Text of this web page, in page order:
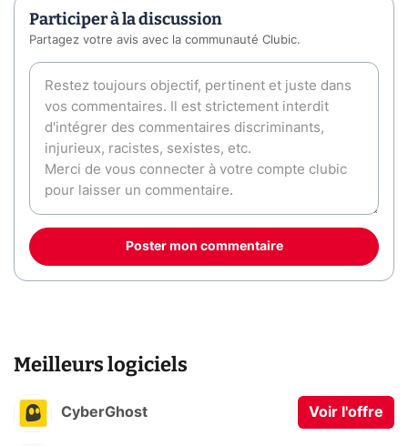
Participer à la discussion
Partagez votre avis avec la communauté Clubic.
Poster mon commentaire
Meilleurs logiciels
CyberGhost Voir l'offre